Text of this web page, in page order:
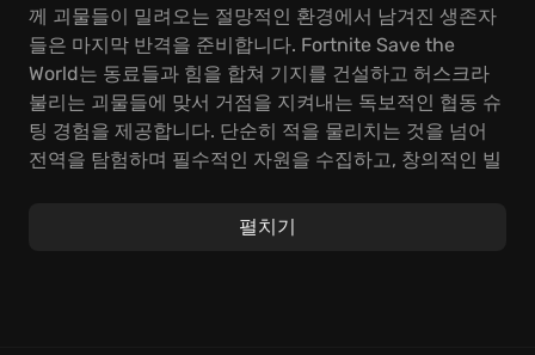
께 괴물들이 밀려오는 절망적인 환경에서 남겨진 생존자
들은 마지막 반격을 준비합니다. Fortnite Save the
World는 동료들과 힘을 합쳐 기지를 건설하고 허스크라
불리는 괴물들에 맞서 거점을 지켜내는 독보적인 협동 슈
팅 경험을 제공합니다. 단순히 적을 물리치는 것을 넘어
전역을 탐험하며 필수적인 자원을 수집하고, 창의적인 빌
한 요새와 치명적인 함정을 설계해야 합니다. 밀려드는
펼치기